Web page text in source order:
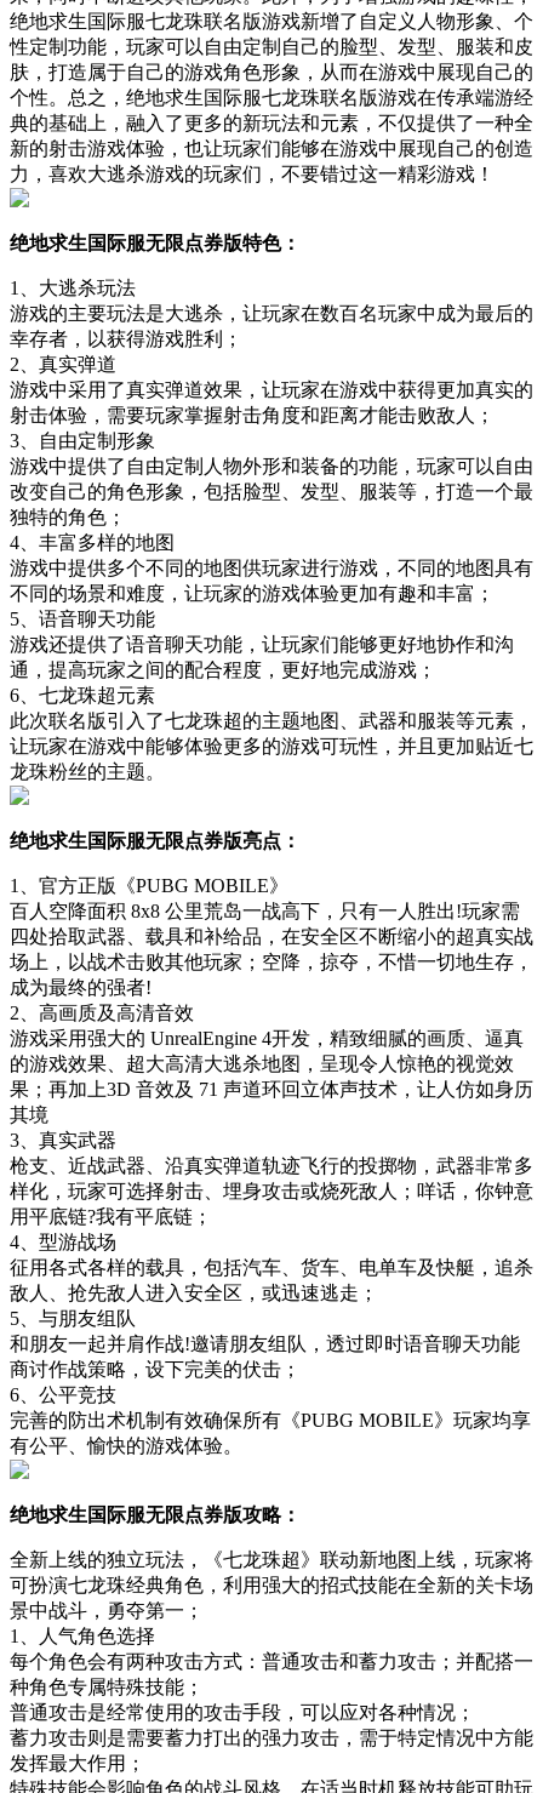
绝地求生国际服七龙珠联名版游戏新增了自定义人物形象、个
性定制功能，玩家可以自由定制自己的脸型、发型、服装和皮
肤，打造属于自己的游戏角色形象，从而在游戏中展现自己的
个性。总之，绝地求生国际服七龙珠联名版游戏在传承端游经
典的基础上，融入了更多的新玩法和元素，不仅提供了一种全
新的射击游戏体验，也让玩家们能够在游戏中展现自己的创造
力，喜欢大逃杀游戏的玩家们，不要错过这一精彩游戏！
绝地求生国际服无限点券版特色：
1、大逃杀玩法
游戏的主要玩法是大逃杀，让玩家在数百名玩家中成为最后的
幸存者，以获得游戏胜利；
2、真实弹道
游戏中采用了真实弹道效果，让玩家在游戏中获得更加真实的
射击体验，需要玩家掌握射击角度和距离才能击败敌人；
3、自由定制形象
游戏中提供了自由定制人物外形和装备的功能，玩家可以自由
改变自己的角色形象，包括脸型、发型、服装等，打造一个最
独特的角色；
4、丰富多样的地图
游戏中提供多个不同的地图供玩家进行游戏，不同的地图具有
不同的场景和难度，让玩家的游戏体验更加有趣和丰富；
5、语音聊天功能
游戏还提供了语音聊天功能，让玩家们能够更好地协作和沟
通，提高玩家之间的配合程度，更好地完成游戏；
6、七龙珠超元素
此次联名版引入了七龙珠超的主题地图、武器和服装等元素，
让玩家在游戏中能够体验更多的游戏可玩性，并且更加贴近七
龙珠粉丝的主题。
绝地求生国际服无限点券版亮点：
1、官方正版《PUBG MOBILE》
百人空降面积 8x8 公里荒岛一战高下，只有一人胜出!玩家需
四处拾取武器、载具和补给品，在安全区不断缩小的超真实战
场上，以战术击败其他玩家；空降，掠夺，不惜一切地生存，
成为最终的强者!
2、高画质及高清音效
游戏采用强大的 UnrealEngine 4开发，精致细腻的画质、逼真
的游戏效果、超大高清大逃杀地图，呈现令人惊艳的视觉效
果；再加上3D 音效及 71 声道环回立体声技术，让人仿如身历
其境
3、真实武器
枪支、近战武器、沿真实弹道轨迹飞行的投掷物，武器非常多
样化，玩家可选择射击、埋身攻击或烧死敌人；咩话，你钟意
用平底链?我有平底链；
4、型游战场
征用各式各样的载具，包括汽车、货车、电单车及快艇，追杀
敌人、抢先敌人进入安全区，或迅速逃走；
5、与朋友组队
和朋友一起并肩作战!邀请朋友组队，透过即时语音聊天功能
商讨作战策略，设下完美的伏击；
6、公平竞技
完善的防出术机制有效确保所有《PUBG MOBILE》玩家均享
有公平、愉快的游戏体验。
绝地求生国际服无限点券版攻略：
全新上线的独立玩法，《七龙珠超》联动新地图上线，玩家将
可扮演七龙珠经典角色，利用强大的招式技能在全新的关卡场
景中战斗，勇夺第一；
1、人气角色选择
每个角色会有两种攻击方式：普通攻击和蓄力攻击；并配搭一
种角色专属特殊技能；
普通攻击是经常使用的攻击手段，可以应对各种情况；
蓄力攻击则是需要蓄力打出的强力攻击，需于特定情况中方能
发挥最大作用；
特殊技能会影响角色的战斗风格，在适当时机释放技能可助玩